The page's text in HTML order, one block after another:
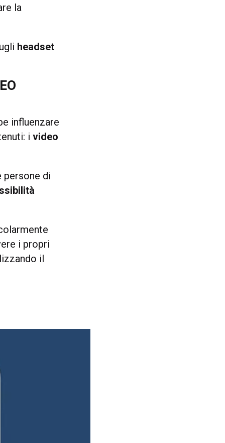
la
headset
influenzare
ivideo
persone di
i propri
il